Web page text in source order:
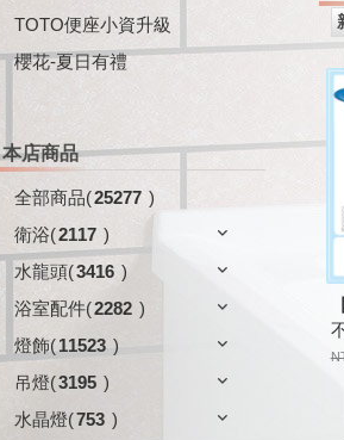
TOTO便座小資升級
櫻花-夏日有禮
本店商品
全部商品(25277 )
衛浴(2117 )
水龍頭(3416 )
浴室配件(2282 )
燈飾(11523 )
吊燈(3195 )
水晶燈(753 )